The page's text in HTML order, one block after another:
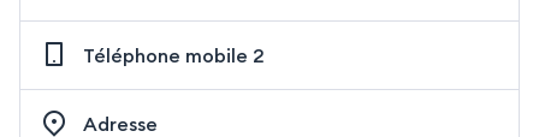
Téléphone mobile 2
Adresse